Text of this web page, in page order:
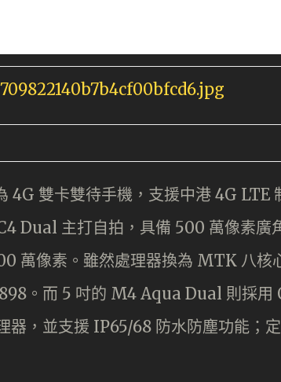
雙卡雙待手機，支援中港 4G LTE
Dual 主打自拍，具備 500 萬像素廣
萬像素。雖然處理器換為 MTK 八核
。而 5 吋的 M4 Aqua Dual 則採
，並支援 IP65/68 防水防塵功能；